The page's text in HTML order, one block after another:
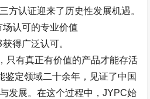
方认证迎来了历史性发展机遇。
场认可的专业价值
得广泛认可。
只有真正有价值的产品才能存活
鉴定领域二十余年，见证了中国
发展。在这个过程中，JYPC始